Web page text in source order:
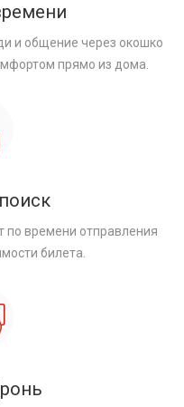
и общение через окошко
прямо из дома.
по времени отправления
билета.